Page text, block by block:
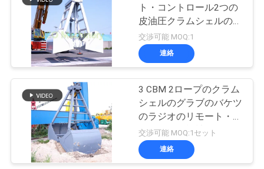
ト・コントロール2つの
皮油圧クラムシェルのバ
ケツ
交渉可能 MOQ:1
連絡
3 CBM 2ロープのクラム
シェルのグラブのバケツ
のラジオのリモート・コ
ントロール機械
Leakproof
交渉可能 MOQ:1セット
連絡